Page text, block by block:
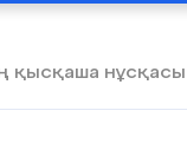
речевые
қысқаша нұсқасы